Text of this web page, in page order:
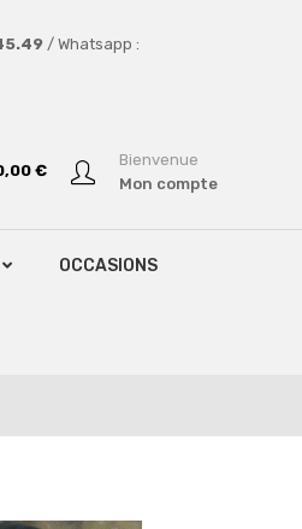
/ Whatsapp :
€
Bienvenue
Mon compte
OCCASIONS